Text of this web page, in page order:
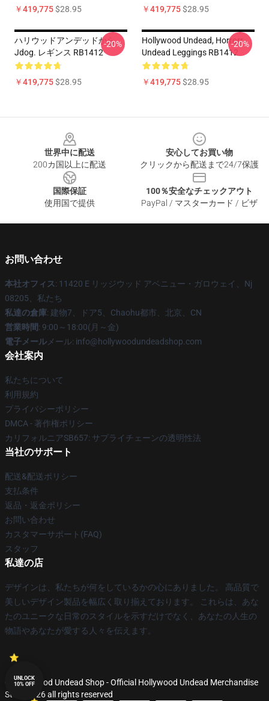
￥419,775$28.95 ￥419,775$28.95
ハリウッドアンデッドから
Jdog. レギンス RB1412
￥419,775$28.95
-20%
Hollywood Undead, Horrorr
Undead Leggings RB1412
￥419,775$28.95
-20%
世界中に配送
200カ国以上に配送
安心してお買い物
クリックから配送まで24/7保護
国際保証
使用国で提供
100％安全なチェックアウト
PayPal / マスターカード / ビザ
お問い合わせ
本社オフィス: 11420 E リッジウッド アベニュー・ガロウェイ、Nj
08205、私たち
私達の倉庫: 建物7、ドア5、Chaohu都市、北京、CN
営業時間: 9:00～18:00(月～金)
電子メール メール: info@hollywoodundeadshop.com
会社案内
私たちについて
利用規約
プライバシーポリシー
DMCA - 著作権ポリシー
カリフォルニアSB657: サプライチェーンの透明性法
当社のサポート
配送&配送ポリシー
支払条件
返品・返金ポリシー
お問い合わせ
カスタマーサポート(FAQ)
スタッフ
私達の店
デザインは、私たちが何をしているかの心にありました。 高品質で
美しいデザイン製品を幅広く取り揃えております。 これらは、あな
たのユニークな日常のスタイルを示すだけでなく、あなたの人生の
物語やあなたが愛する人々を伝えます。
© Hollywood Undead Shop - Official Hollywood Undead Merchandise
Store 2026 all rights reserved
UNLOCK
10% OFF